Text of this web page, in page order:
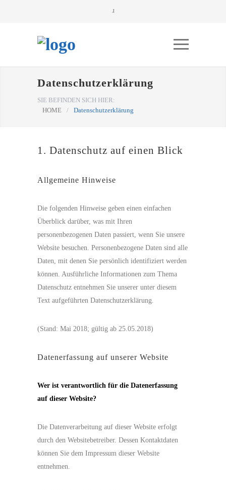
Datenschutzerklärung
SIE BEFINDEN SICH HIER:
HOME
/ Datenschutzerklärung
1. Datenschutz auf einen Blick
Allgemeine Hinweise
Die folgenden Hinweise geben einen einfachen
Überblick darüber, was mit Ihren
personenbezogenen Daten passiert, wenn Sie unsere
Website besuchen. Personenbezogene Daten sind alle
Daten, mit denen Sie persönlich identifiziert werden
können. Ausführliche Informationen zum Thema
Datenschutz entnehmen Sie unserer unter diesem
Text aufgeführten Datenschutzerklärung.
(Stand: Mai 2018; gültig ab 25.05.2018)
Datenerfassung auf unserer Website
Wer ist verantwortlich für die Datenerfassung
auf dieser Website?
Die Datenverarbeitung auf dieser Website erfolgt
durch den Websitebetreiber. Dessen Kontaktdaten
können Sie dem Impressum dieser Website
entnehmen.